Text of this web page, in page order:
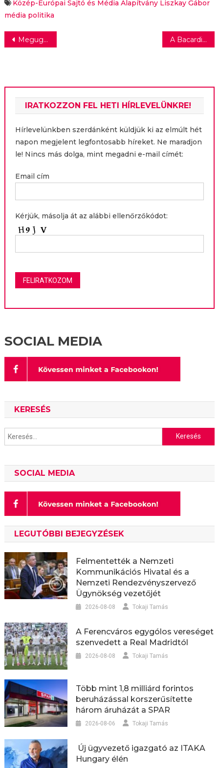
Közép-Európai Sajtó és Média Alapítvány Liszkay Gábor
média politika
Bejegyzés
Megugrott a szépségápolási és háztartási cikkek webes értékesítése A Bacardi-Martini termékek kizárólagos hazai forgalmazója lett a Coca-Cola HBC Magyarország
IRATKOZZON FEL HETI HÍRLEVELÜNKRE!
Hírlevelünkben szerdánként küldjük ki az elmúlt hét
napon megjelent legfontosabb híreket. Ne maradjon
le! Nincs más dolga, mint megadni e-mail címét:
Email cím
Kérjük, másolja át az alábbi ellenőrzőkódot:
SOCIAL MEDIA
KERESÉS
Keresés:
SOCIAL MEDIA
LEGUTÓBBI BEJEGYZÉSEK
Felmentették a Nemzeti
Kommunikációs Hivatal és a
Nemzeti Rendezvényszervező
Ügynökség vezetőjét
2026-08-08 Tokaji Tamás
A Ferencváros egygólos vereséget
szenvedett a Real Madridtól
2026-08-08 Tokaji Tamás
Több mint 1,8 milliárd forintos
beruházással korszerűsítette
három áruházát a SPAR
2026-08-06 Tokaji Tamás
Új ügyvezető igazgató az ITAKA
Hungary élén